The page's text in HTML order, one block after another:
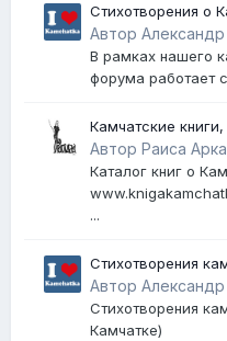
Стихотворения о
поэтов, песни о
Автор Александр
В рамках нашего
форума работает
Камчатские
Автор Раиса
Каталог книг о
...
Стихотворения
Автор Александр
Стихотворения
Камчатке)